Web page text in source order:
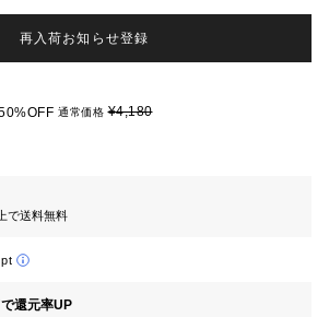
再入荷お知らせ登録
通常価格¥4,180
で送料無料
還元率UP